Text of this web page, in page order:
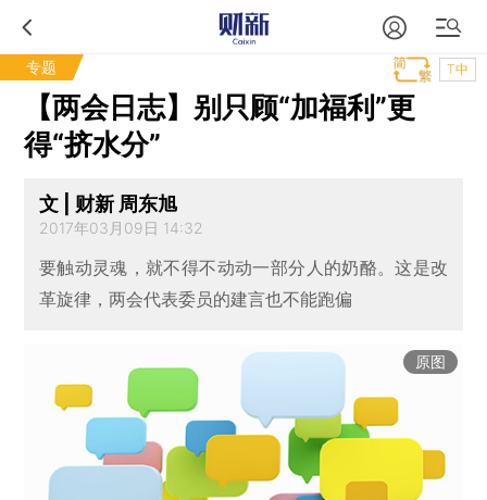
专题 T中
【两会日志】别只顾“加福利”更
得“挤水分”
文 | 财新 周东旭
2017年03月09日 14:32
要触动灵魂，就不得不动动一部分人的奶酪。这是改
革旋律，两会代表委员的建言也不能跑偏
原图